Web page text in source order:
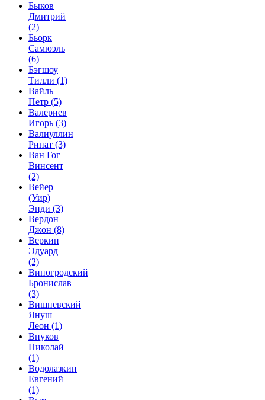
Быков
Дмитрий
(2)
Бьорк
Самюэль
(6)
Бэгшоу
Тилли (1)
Вайль
Петр (5)
Валериев
Игорь (3)
Валиуллин
Ринат (3)
Ван Гог
Винсент
(2)
Вейер
(Уир)
Энди (3)
Вердон
Джон (8)
Веркин
Эдуард
(2)
Виногродский
Бронислав
(3)
Вишневский
Януш
Леон (1)
Внуков
Николай
(1)
Водолазкин
Евгений
(1)